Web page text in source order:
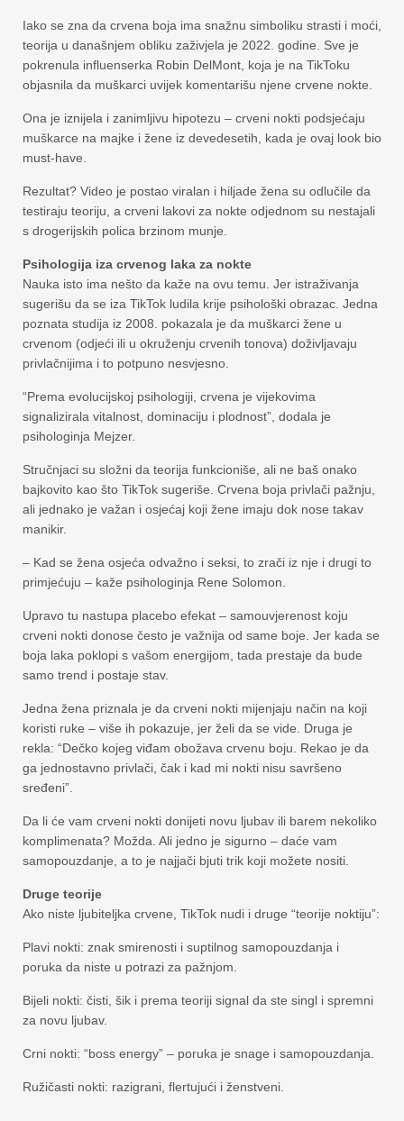
Iako se zna da crvena boja ima snažnu simboliku strasti i moći,
teorija u današnjem obliku zaživjela je 2022. godine. Sve je
pokrenula influenserka Robin DelMont, koja je na TikToku
objasnila da muškarci uvijek komentarišu njene crvene nokte.
Ona je iznijela i zanimljivu hipotezu – crveni nokti podsjećaju
muškarce na majke i žene iz devedesetih, kada je ovaj look bio
must-have.
Rezultat? Video je postao viralan i hiljade žena su odlučile da
testiraju teoriju, a crveni lakovi za nokte odjednom su nestajali
s drogerijskih polica brzinom munje.
Psihologija iza crvenog laka za nokte
Nauka isto ima nešto da kaže na ovu temu. Jer istraživanja
sugerišu da se iza TikTok ludila krije psihološki obrazac. Jedna
poznata studija iz 2008. pokazala je da muškarci žene u
crvenom (odjeći ili u okruženju crvenih tonova) doživljavaju
privlačnijima i to potpuno nesvjesno.
“Prema evolucijskoj psihologiji, crvena je vijekovima
signalizirala vitalnost, dominaciju i plodnost”, dodala je
psihologinja Mejzer.
Stručnjaci su složni da teorija funkcioniše, ali ne baš onako
bajkovito kao što TikTok sugeriše. Crvena boja privlači pažnju,
ali jednako je važan i osjećaj koji žene imaju dok nose takav
manikir.
– Kad se žena osjeća odvažno i seksi, to zrači iz nje i drugi to
primjećuju – kaže psihologinja Rene Solomon.
Upravo tu nastupa placebo efekat – samouvjerenost koju
crveni nokti donose često je važnija od same boje. Jer kada se
boja laka poklopi s vašom energijom, tada prestaje da bude
samo trend i postaje stav.
Jedna žena priznala je da crveni nokti mijenjaju način na koji
koristi ruke – više ih pokazuje, jer želi da se vide. Druga je
rekla: “Dečko kojeg viđam obožava crvenu boju. Rekao je da
ga jednostavno privlači, čak i kad mi nokti nisu savršeno
sređeni”.
Da li će vam crveni nokti donijeti novu ljubav ili barem nekoliko
komplimenata? Možda. Ali jedno je sigurno – daće vam
samopouzdanje, a to je najjači bjuti trik koji možete nositi.
Druge teorije
Ako niste ljubiteljka crvene, TikTok nudi i druge “teorije noktiju”:
Plavi nokti: znak smirenosti i suptilnog samopouzdanja i
poruka da niste u potrazi za pažnjom.
Bijeli nokti: čisti, šik i prema teoriji signal da ste singl i spremni
za novu ljubav.
Crni nokti: “boss energy” – poruka je snage i samopouzdanja.
Ružičasti nokti: razigrani, flertujući i ženstveni.